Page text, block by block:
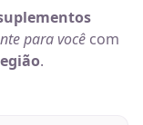
para você com
.